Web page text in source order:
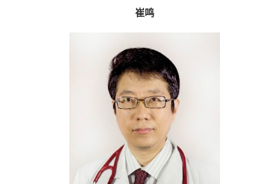
崔鸣